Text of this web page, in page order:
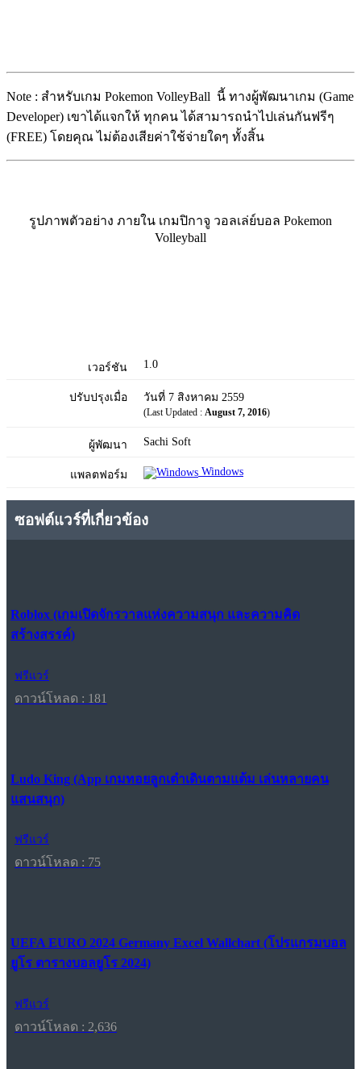
Note : สำหรับเกม Pokemon VolleyBall นี้ ทางผู้พัฒนาเกม (Game
Developer) เขาได้แจกให้ ทุกคน ได้สามารถนำไปเล่นกันฟรีๆ
(FREE) โดยคุณ ไม่ต้องเสียค่าใช้จ่ายใดๆ ทั้งสิ้น
รูปภาพตัวอย่าง ภายใน เกมปิกาจู วอลเล่ย์บอล Pokemon
Volleyball
เวอร์ชัน 1.0
ปรับปรุงเมื่อ วันที่ 7 สิงหาคม 2559
(Last Updated : August 7, 2016)
ผู้พัฒนา Sachi Soft
แพลตฟอร์ม Windows
ซอฟต์แวร์ที่เกี่ยวข้อง
Roblox (เกมเปิดจักรวาลแห่งความสนุก และความคิด
สร้างสรรค์)
ฟรีแวร์
ดาวน์โหลด : 181
Ludo King (App เกมทอยลูกเต๋าเดินตามแต้ม เล่นหลายคน
แสนสนุก)
ฟรีแวร์
ดาวน์โหลด : 75
UEFA EURO 2024 Germany Excel Wallchart (โปรแกรมบอล
ยูโร ตารางบอลยูโร 2024)
ฟรีแวร์
ดาวน์โหลด : 2,636